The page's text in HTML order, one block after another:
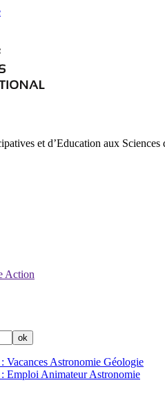
et d’Education aux
Action
Vacances Astronomie Géologie
Emploi Animateur Astronomie